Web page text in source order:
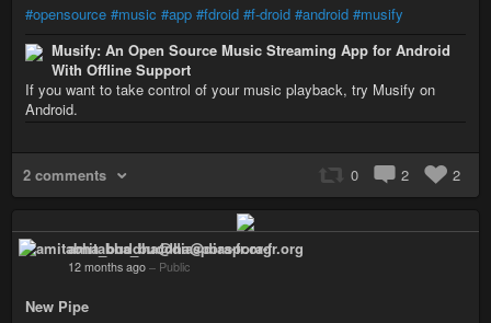
#opensource #music #app #fdroid #f-droid #android #musify
Musify: An Open Source Music Streaming App for Android
With Offline Support
If you want to take control of your music playback, try Musify on
Android.
2 comments 0 2 2
amitabha_buddha@diaspora-fr.org
12 months ago – Public
New Pipe